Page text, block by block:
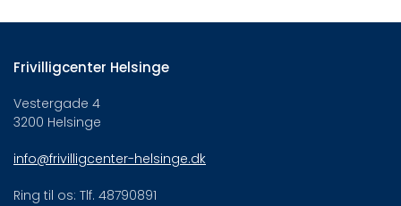
Frivilligcenter Helsinge
Vestergade 4
3200 Helsinge
info@frivilligcenter-helsinge.dk
Ring til os: Tlf. 48790891